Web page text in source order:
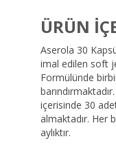
ÜRÜN
Aserola 30
imal edilen soft
Formülünde
içerisinde 30
almaktadır. Her
aylıktır.